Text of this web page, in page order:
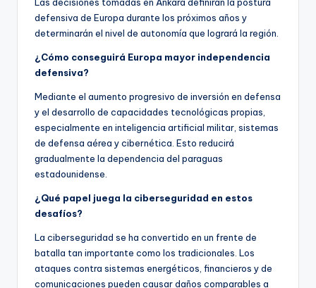
defensiva de Europa durante los próximos años y
determinarán el nivel de autonomía que logrará la región.
¿Cómo conseguirá Europa mayor independencia
defensiva?
Mediante el aumento progresivo de inversión en defensa
y el desarrollo de capacidades tecnológicas propias,
especialmente en inteligencia artificial militar, sistemas
de defensa aérea y cibernética. Esto reducirá
gradualmente la dependencia del paraguas
estadounidense.
¿Qué papel juega la ciberseguridad en estos
desafíos?
La ciberseguridad se ha convertido en un frente de
batalla tan importante como los tradicionales. Los
ataques contra sistemas energéticos, financieros y de
comunicaciones pueden causar daños comparables a